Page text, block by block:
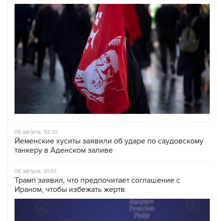
06 августа, 02:20
Йеменские хуситы заявили об ударе по саудовскому
танкеру в Аденском заливе
06 августа, 01:07
Трамп заявил, что предпочитает соглашение с
Ираном, чтобы избежать жертв